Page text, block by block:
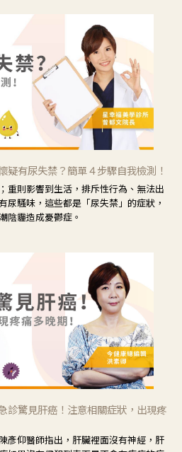
疑有尿失禁？簡單４步驟自我檢測！
重則影響到生活，排斥性行為、無法出
尿騷味，這些都是「尿失禁」的症狀，
陰霾造成憂鬱症。
診驚見肝癌！注意相關症狀，出現疼
彥仰醫師指出，肝臟裡面沒有神經，肝